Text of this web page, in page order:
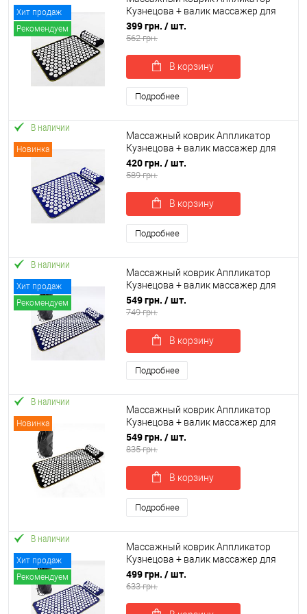
Читать полностью
Хит продаж
Рекомендуем
Кузнецова + валик массажер для
спины/шеи/ног/стоп/головы/тела
OSPORT (n-0141)
399 грн. / шт.
562 грн.
В корзину
Подробнее
Новинка
В наличии
Массажный коврик Аппликатор
Кузнецова + валик массажер для
спины/шеи/ног/стоп/головы/тела
OSPORT (apl-037)
420 грн. / шт.
589 грн.
В корзину
Подробнее
Хит продаж
Рекомендуем
В наличии
Массажный коврик Аппликатор
Кузнецова + валик массажер для
спины/шеи/ног/стоп/головы/тела
OSPORT (n-0143)
549 грн. / шт.
749 грн.
В корзину
Подробнее
Новинка
В наличии
Массажный коврик Аппликатор
Кузнецова + валик массажер для
спины/шеи/ног/стоп/головы/тела
OSPORT (apl-039)
549 грн. / шт.
835 грн.
В корзину
Подробнее
Хит продаж
Рекомендуем
В наличии
Массажный коврик Аппликатор
Кузнецова + валик массажер для
спины/шеи/ног/стоп/головы/тела
OSPORT (n-0142)
499 грн. / шт.
633 грн.